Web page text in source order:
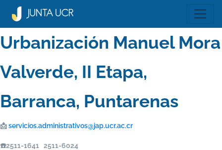
Urbanización Manuel Mora
Valverde, II Etapa,
Barranca, Puntarenas
📩servicios.administrativos@jap.ucr.ac.cr
☎️2511-1641 2511-6024